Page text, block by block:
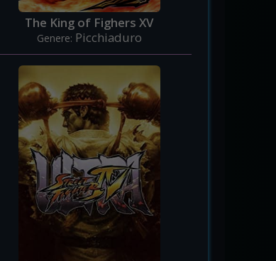
The King of Fighers XV
Genere: Picchiaduro